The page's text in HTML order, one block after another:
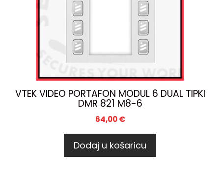
VTEK VIDEO PORTAFON MODUL 6 DUAL TIPKI
DMR 821 M8-6
64,00€
Dodaj u košaricu